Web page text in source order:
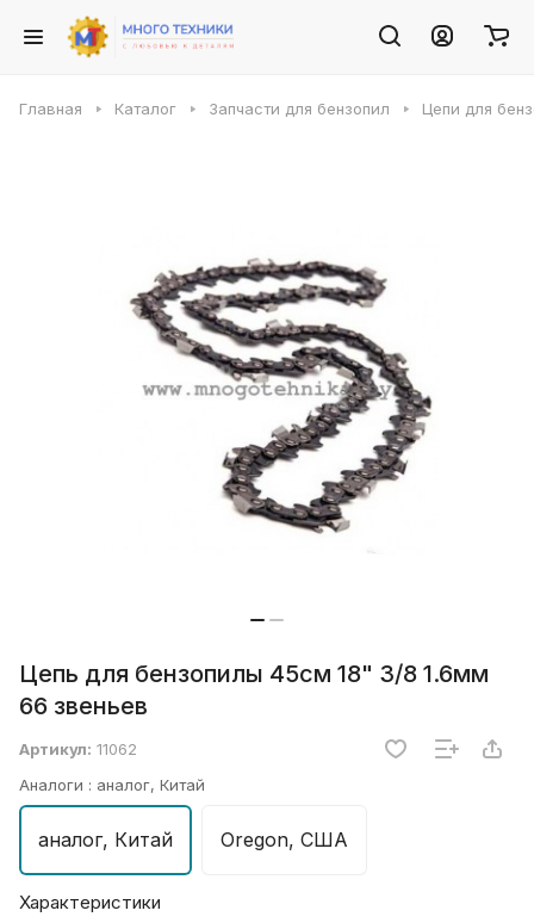
Главная Каталог Запчасти для бензопил Цепи для
Цепь для бензопилы 45см 18" 3/8 1.6мм
66 звеньев
Артикул: 11062
Аналоги : аналог, Китай
аналог, Китай Oregon, США
Характеристики